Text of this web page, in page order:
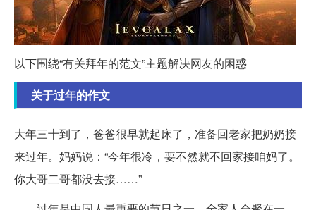
以下围绕“有关拜年的范文”主题解决网友的困惑
关于过年的作文
大年三十到了，爸爸很早就起床了，准备回老家把奶奶接
来过年。妈妈说：“今年很冷，要不然就不回家接咱妈了。
你大哥二哥都没去接……”